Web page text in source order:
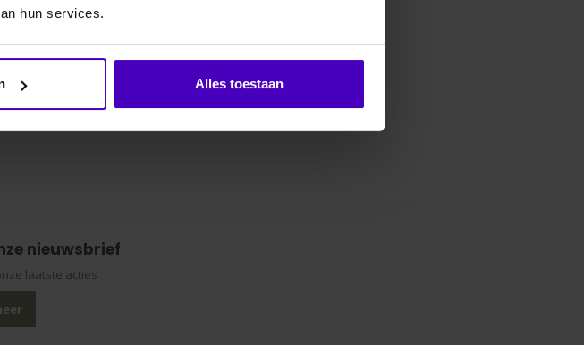
hun services.
Alles toestaan
nieuwsbrief
laatste acties